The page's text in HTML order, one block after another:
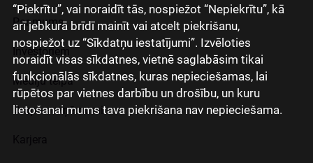
“Piekrītu”, vai noraidīt tās, nospiežot “Nepiekrītu”, kā
arī jebkurā brīdī mainīt vai atcelt piekrišanu,
nospiežot uz “Sīkdatņu iestatījumi”. Izvēloties
noraidīt visas sīkdatnes, vietnē saglabāsim tikai
funkcionālās sīkdatnes, kuras nepieciešamas, lai
rūpētos par vietnes darbību un drošību, un kuru
lietošanai mums tava piekrišana nav nepieciešama.
Par mums
Investoriem
Mediju telpa
Grupas uzņēmumi